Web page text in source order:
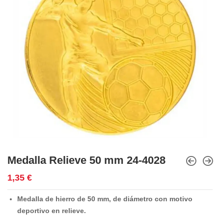
Medalla Relieve 50 mm 24-4028
1,35 €
Medalla de hierro de 50 mm, de diámetro con motivo
deportivo en relieve.